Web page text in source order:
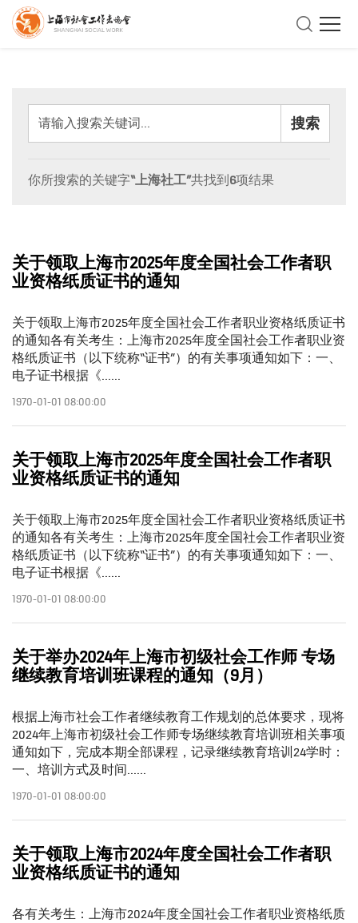
你所搜索的关键字“上海社工”共找到6项结果
关于领取上海市2025年度全国社会工作者职
业资格纸质证书的通知
关于领取上海市2025年度全国社会工作者职业资格纸质证书
的通知各有关考生：上海市2025年度全国社会工作者职业资
格纸质证书（以下统称“证书”）的有关事项通知如下：一、
电子证书根据《......
1970-01-01 08:00:00
关于领取上海市2025年度全国社会工作者职
业资格纸质证书的通知
关于领取上海市2025年度全国社会工作者职业资格纸质证书
的通知各有关考生：上海市2025年度全国社会工作者职业资
格纸质证书（以下统称“证书”）的有关事项通知如下：一、
电子证书根据《......
1970-01-01 08:00:00
关于举办2024年上海市初级社会工作师 专场
继续教育培训班课程的通知（9月）
根据上海市社会工作者继续教育工作规划的总体要求，现将
2024年上海市初级社会工作师专场继续教育培训班相关事项
通知如下，完成本期全部课程，记录继续教育培训24学时：
一、培训方式及时间......
1970-01-01 08:00:00
关于领取上海市2024年度全国社会工作者职
业资格纸质证书的通知
各有关考生：上海市2024年度全国社会工作者职业资格纸质